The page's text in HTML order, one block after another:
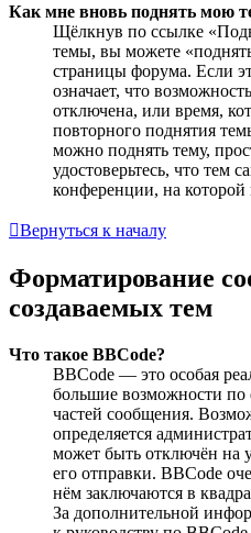
Как мне вновь поднять мою
Щёлкнув по ссылке
темы, вы можете
страницы форума. Если
означает, что
отключена, или время,
повторного поднятия
можно поднять тему,
удостоверьтесь, что тем
конференции, на которой
Вернуться к началу
Форматирование
создаваемых тем
Что такое BBCode?
BBCode — это особая
большие возможности
частей сообщения.
определяется
может быть отключён на
его отправки. BBCode
нём заключаются в
За дополнительной